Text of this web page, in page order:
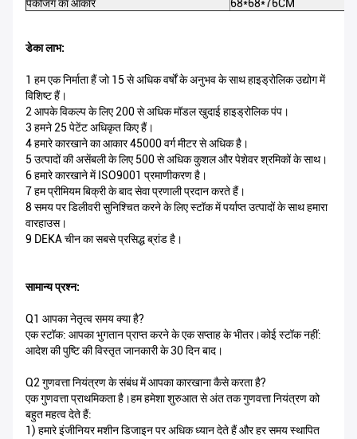
पैकेजिंग का आकार 68*68*76CM
डेका लाभ:
1 हम एक निर्माता हैं जो 15 से अधिक वर्षों के अनुभव के साथ हाइड्रोलिक उद्योग में
विशिष्ट हैं।
2 आपके विकल्प के लिए 200 से अधिक मॉडल खुदाई हाइड्रोलिक पंप।
3 हमने 25 पेटेंट अधिकृत किए हैं।
4 हमारे कारखाने का आकार 45000 वर्ग मीटर से अधिक है।
5 उत्पादों की असेंबली के लिए 500 से अधिक कुशल और पेशेवर श्रमिकों के साथ।
6 हमारे कारखाने में ISO9001 प्रमाणीकरण है।
7 हम प्रीमियम बिक्री के बाद सेवा प्रणाली प्रदान करते हैं।
8 समय पर डिलीवरी सुनिश्चित करने के लिए स्टॉक में पर्याप्त उत्पादों के साथ हमारा
वारहाउस।
9 DEKA चीन का सबसे प्रसिद्ध ब्रांड है।
सामान्य प्रश्न:
Q1 आपका नेतृत्व समय क्या है?
एक स्टॉक: आपका भुगतान प्राप्त करने के एक सप्ताह के भीतर।कोई स्टॉक नहीं:
आदेश की पुष्टि की विस्तृत जानकारी के 30 दिन बाद।
Q2 गुणवत्ता नियंत्रण के संबंध में आपका कारखाना कैसे करता है?
एक गुणवत्ता प्राथमिकता है।हम हमेशा शुरुआत से अंत तक गुणवत्ता नियंत्रण को
बहुत महत्व देते हैं:
1) हमारे इंजीनियर मशीन डिजाइन पर अधिक ध्यान देते हैं और हर समय स्थापित